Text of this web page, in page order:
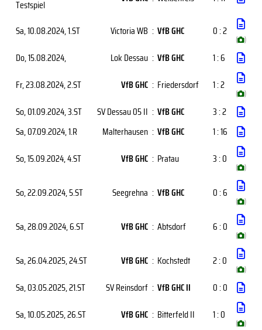
Testspiel
Sa, 10.08.2024, 1.ST Victoria WB : VfB GHC 0 : 2
( )
Do, 15.08.2024, Lok Dessau : VfB GHC
1 : 6
Fr, 23.08.2024, 2.ST VfB GHC : Friedersdorf 1 : 2
( )
So, 01.09.2024, 3.ST SV Dessau 05 II : VfB GHC
3 : 2
Sa, 07.09.2024, 1.R Malterhausen : VfB GHC
1 : 16
So, 15.09.2024, 4.ST VfB GHC : Pratau 3 : 0
( )
So, 22.09.2024, 5.ST Seegrehna : VfB GHC 0 : 6
( )
Sa, 28.09.2024, 6.ST VfB GHC : Abtsdorf 6 : 0
( )
Sa, 26.04.2025, 24.ST VfB GHC : Kochstedt 2 : 0
( )
Sa, 03.05.2025, 21.ST SV Reinsdorf : VfB GHC II
0 : 0
Sa, 10.05.2025, 26.ST VfB GHC : Bitterfeld II 1 : 0
( )